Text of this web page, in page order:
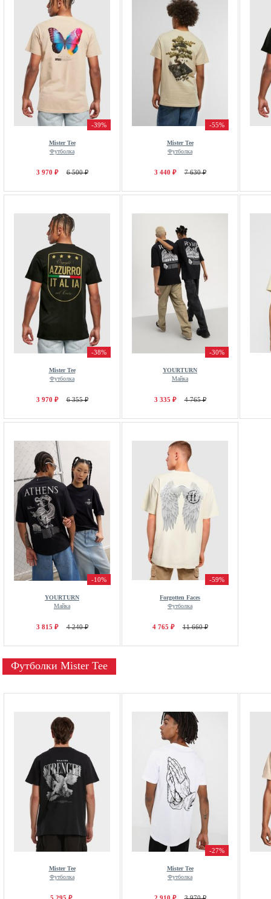
-39%
Mister Tee
Футболка
3 970 ₽ 6 500 ₽
-55%
Mister Tee
Футболка
3 440 ₽ 7 630 ₽
-38%
Mister Tee
Футболка
3 970 ₽ 6 355 ₽
-30%
YOURTURN
Майка
3 335 ₽ 4 765 ₽
-10%
YOURTURN
Майка
3 815 ₽ 4 240 ₽
-59%
Forgotten Faces
Футболка
4 765 ₽ 11 660 ₽
Футболки Mister Tee
Mister Tee
Футболка
-27%
Mister Tee
Футболка